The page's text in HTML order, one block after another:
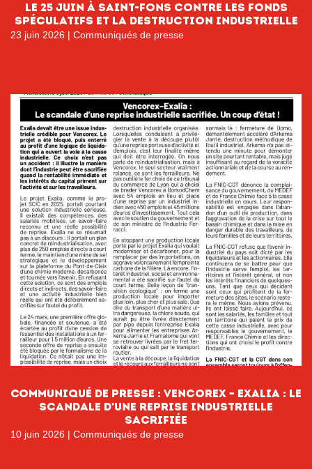
le 25 juin à Saint-Fons contre les fonds
spéculatifs et la destruction industrielle
23 juin 2026 | Communiqués de presse
Communiqué de presse : Vencorex – Exalia : Le
scandale d’une reprise industrielle
sacrifiée
10 juin 2026 | Communiqués de presse